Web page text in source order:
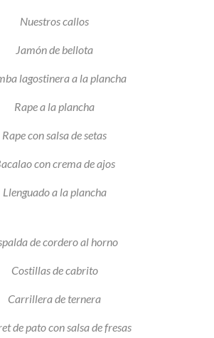
Nuestros callos
Jamón de bellota
lagostinera a la plancha
Rape a la plancha
Rape con salsa de setas
con crema de ajos
Llenguado a la plancha
de cordero al horno
Costillas de cabrito
Carrillera de ternera
de pato con salsa de fresas